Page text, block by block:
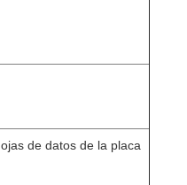
de datos de la placa